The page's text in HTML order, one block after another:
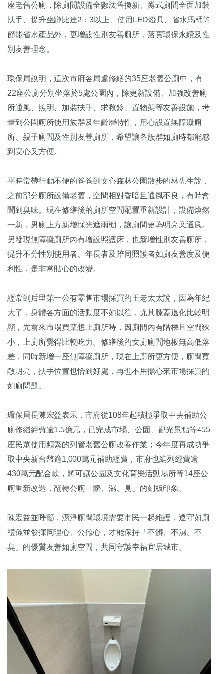
座老舊公廁，除廁間設備全數汰舊換新、蹲式廁間全面加裝
扶手、提升坐蹲比達2：3以上、使用LED燈具、省水馬桶等
節能省水產品外，更增設性別友善廁所，落實環保永續及性
別友善理念。
環保局說明，這次市府各局處修繕的35座老舊公廁中，有
22座公廁分別坐落於5處公園內，除更新設備、加強改善廁
所通風、照明、加裝扶手、求救鈴、置物架等友善設施，考
量到公園廁所使用族群及年齡層特性，用心設置無障礙廁
所、親子廁間及性別友善廁所，希望讓各族群如廁時都能感
到安心又方便。
平時常帶行動不便的爸爸到文心森林公園散步的林先生說，
之前部分廁所設備老舊，空間相對昏暗且通風不良，有時會
聞到臭味。現在修繕後的廁所空間配置重新設計，設備煥然
一新，男廁上方新增採光遮雨棚，讓廁間更為明亮又通風。
另發現無障礙廁所內有增設照護床，也新增性別友善廁所，
提升不分性別使用者、年長者及陪同照護者如廁友善度及便
利性，是非常貼心的改變。
經常到后里第一公有零售市場採買的王老太太說，因為年紀
大了，身體各方面的活動度不如以往，尤其膝蓋退化比較明
顯，先前來市場買菜想上廁所時，因廁間內有階梯且空間狹
小，上廁所覺得比較吃力。修繕後的女廁廁間地板無高低落
差，同時新增一座無障礙廁所，現在上廁所更方便，廁間寬
敞明亮，扶手位置也恰到好處，再也不用擔心來市場採買的
如廁問題。
環保局長陳宏益表示，市府從108年起積極爭取中央補助公
廁修繕經費逾1.5億元，已完成市場、公園、觀光景點等455
座民眾使用頻繁的列管老舊公廁改善作業；今年度再成功爭
取中央新台幣逾1,000萬元補助經費，市府也編列經費逾
430萬元配合款，將可讓公園及文化育樂活動場所等14座公
廁重新改造，翻轉公廁「髒、濕、臭」的刻板印象。
陳宏益並呼籲，潔淨廁間環境需要市民一起維護，遵守如廁
禮儀並發揮同理心、公德心，才能保持「不髒、不濕、不
臭」的優質友善如廁空間，共同守護幸福宜居城市。